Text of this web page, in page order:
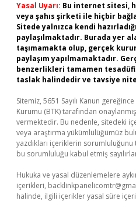
Yasal Uyarı: Bu internet sitesi,
veya şahıs şirketi ile hiçbir
Sitede yalnızca kendi
paylaşılmaktadır. Burada yer
taşımamakta olup, gerçek
paylaşım yapılmamaktadır.
benzerlikleri tamamen
taslak halindedir ve tavsiye
Sitemiz, 5651 Sayılı Kanun
Kurumu (BTK) tarafından
vermektedir. Bu nedenle, sitedeki
veya araştırma yükümlülüğümüz
yazdıkları içeriklerin
bu sorumluluğu kabul etmiş
Hukuka ve yasal düzenlemelere
içerikleri,
halinde, ilgili içerikler yasal süre